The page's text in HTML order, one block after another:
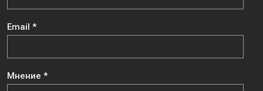
Мнение *
Email *